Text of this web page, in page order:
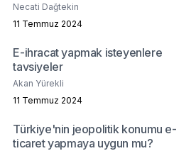
Necati Dağtekin
11 Temmuz 2024
E-ihracat yapmak isteyenlere
tavsiyeler
Akan Yürekli
11 Temmuz 2024
Türkiye'nin jeopolitik konumu e-
ticaret yapmaya uygun mu?